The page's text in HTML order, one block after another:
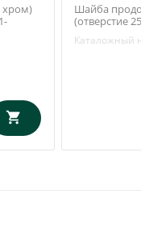
хром)
Шайба
(отверстие
Каталожный